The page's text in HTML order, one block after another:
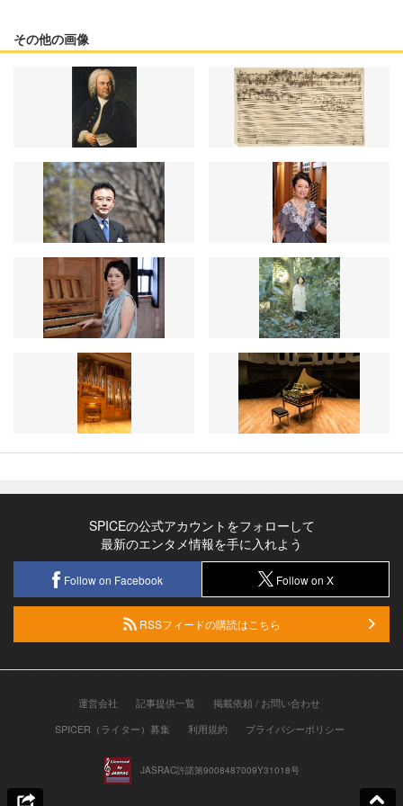
その他の画像
SPICEの公式アカウントをフォローして
最新のエンタメ情報を手に入れよう
Follow on Facebook Follow on X
RSSフィードの購読はこちら
運営会社 記事提供一覧
掲載依頼 / お問い合わせ
SPICER（ライター）募集
利用規約 プライバシーポリシー
JASRAC許諾第9008487009Y31018号